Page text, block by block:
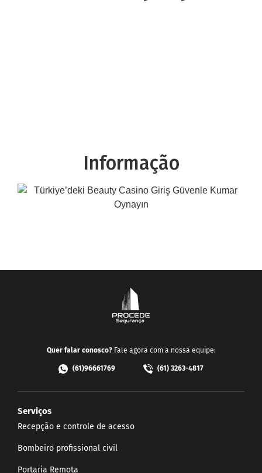
Informação
Quer falar conosco?Fale agora com a nossa equipe:
(61)96661769 (61) 3263-4817
Serviços
Recepção e controle de acesso
Bombeiro profissional civil
Portaria Remota